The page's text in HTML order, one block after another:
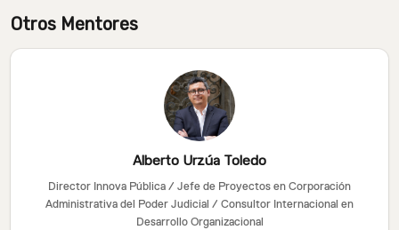
Otros Mentores
Alberto Urzúa Toledo
Director Innova Pública / Jefe de Proyectos en Corporación
Administrativa del Poder Judicial / Consultor Internacional en
Desarrollo Organizacional